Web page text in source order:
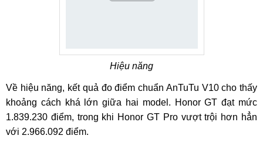
Hiệu năng
Về hiệu năng, kết quả đo điểm chuẩn AnTuTu V10 cho thấy
khoảng cách khá lớn giữa hai model. Honor GT đạt mức
1.839.230 điểm, trong khi Honor GT Pro vượt trội hơn hẳn
với 2.966.092 điểm.